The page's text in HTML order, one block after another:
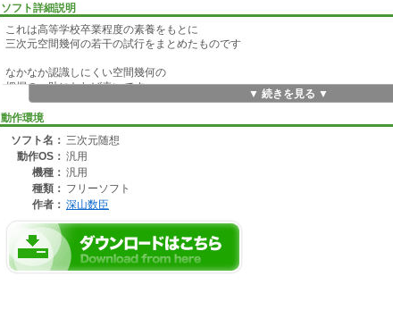
ソフト詳細説明
これは高等学校卒業程度の素養をもとに
三次元空間幾何の若干の試行をまとめたものです
なかなか認識しにくい空間幾何の
把握の一助になれば幸いです
なお同梱のユーティリティオクタへドロンOctaHdrn.EXEのみ
動作にはwindows環境を必要とします
▼ 続きを見る ▼
動作環境
ソフト名： 三次元随想
動作OS： 汎用
機種： 汎用
種類： フリーソフト
作者： 深山数臣